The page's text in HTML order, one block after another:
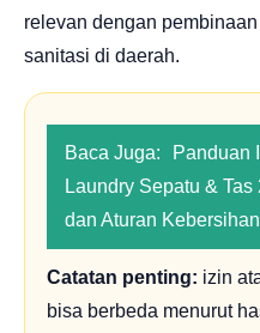
relevan dengan
sanitasi di daerah.
Baca Juga:
Panduan
Laundry Sepatu &
dan Aturan
Catatan penting: izin
bisa berbeda menurut